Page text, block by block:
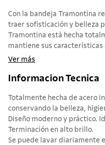
Con la bandeja Tramontina
traer sofisticación y belleza
Tramontina está hecha
mantiene sus características
Ver más
Informacion Tecnica
Totalmente hecha de acero
conservando la belleza,
Diseño moderno y práctico.
Terminación en alto brillo.
Se puede lavar diariamente